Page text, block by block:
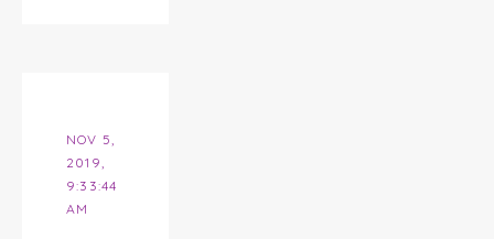
NOV 5,
2019,
9:33:44
AM